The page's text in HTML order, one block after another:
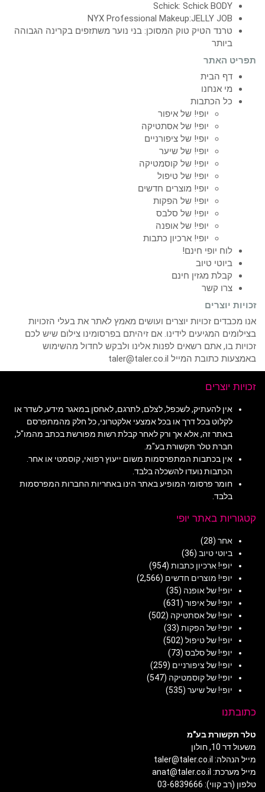
Schick: Schick BODY
NYX Professional Makeup:JELLY JOB
טרנד הטיק טוק המסוכן: בני נוער משתזפים בקרינה הגבוהה
ביותר
תפריט האתר
דף הבית
מי אנחנו
כל הכתבות
יופי! של איפור
יופי! של אסתטיקה
יופי! של ציפורניים
יופי! של שיער
יופי! של קוסמטיקה
יופי! של טיפול
יופי! מוצרים חדשים
יופי! של הפקות
יופי! של סלבס
יופי! של אופנה
יופי! ארכיון כתבות
לוח יופי חינם!
ביוטי טיוב
קבלת מגזין חינם
צרו קשר
זכויות יוצרים
אנו מכבדים זכויות יוצרים ועושים מאמץ לאתר את בעלי הזכויות
בצילומים המגיעים לידינו. אם זיהיתם בפרסומינו צילום שיש לכם
זכויות בו, אתם רשאים לפנות אלינו ולבקש לחדול מהשימוש
באמצעות כתובת המייל taler@taler.co.il
זכויות יוצרים
אין להעתיק, לשכפל, לצלם, לתרגם, לאחסן במאגר מידע, לשדר או
לקלוט בכל דרך או בכל אמצעי אלקטרוני, כל חלק מהמתפרסם
באתר זה, אלא אך ורק לאחר קבלת רשות מפורשת בכתב מהמו"ל,
חברת טלר תקשורת בע"מ.
אין בכתבות המתפרסמות משום ייעוץ רפואי, קוסמטי או אחר.
הכתבות נועדו להשכלה בלבד.
חומר פרסומי המופיע באתר הינו באחריות החברות המפרסמות
בלבד.
קטגוריות באתר יופי
אחר (28)
ביוטי טיוב (36)
יופי! ארכיון כתבות (954)
יופי! מוצרים חדשים (2,566)
יופי! של אופנה (35)
יופי! של איפור (631)
יופי! של אסתטיקה (502)
יופי! של הפקות (33)
יופי! של טיפול (502)
יופי! של סלבס (73)
יופי! של ציפורניים (259)
יופי! של קוסמטיקה (547)
יופי! של שיער (535)
כתובתנו
טלר תקשורת בע"מ
משעול דר 10, חולון
מייל הנהלה: taler@taler.co.il
מייל מערכת: anat@taler.co.il
טלפון (רב קווי): 03-6839666